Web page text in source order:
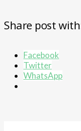
Share post
Facebook
Twitter
WhatsApp